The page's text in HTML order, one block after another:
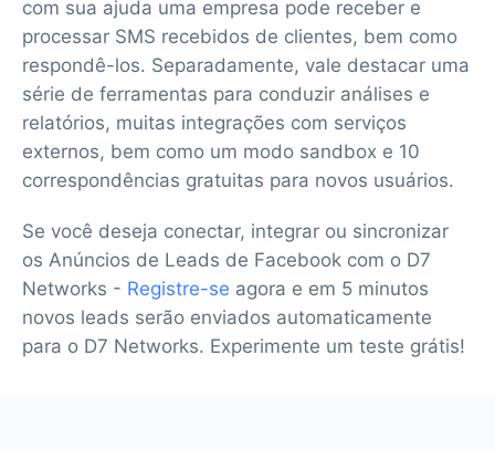
com sua ajuda uma empresa pode receber e
processar SMS recebidos de clientes, bem como
respondê-los. Separadamente, vale destacar uma
série de ferramentas para conduzir análises e
relatórios, muitas integrações com serviços
externos, bem como um modo sandbox e 10
correspondências gratuitas para novos usuários.
Se você deseja conectar, integrar ou sincronizar
os Anúncios de Leads de Facebook com o D7
Networks - Registre-se agora e em 5 minutos
novos leads serão enviados automaticamente
para o D7 Networks. Experimente um teste grátis!